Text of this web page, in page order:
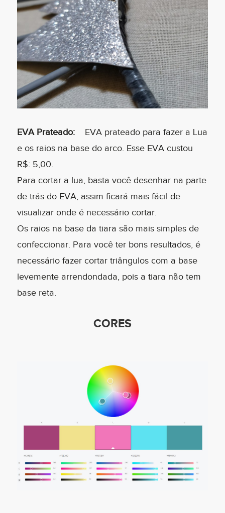
EVA Prateado:EVA prateado para fazer a Lua
e os raios na base do arco. Esse EVA custou
R$: 5,00.
Para cortar a lua, basta você desenhar na parte
de trás do EVA, assim ficará mais fácil de
visualizar onde é necessário cortar.
Os raios na base da tiara são mais simples de
confeccionar. Para você ter bons resultados, é
necessário fazer cortar triângulos com a base
levemente arrendondada, pois a tiara não tem
base reta.
CORES